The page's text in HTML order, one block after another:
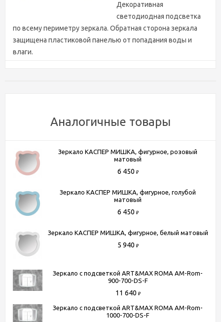
Декоративная
светодиодная подсветка
по всему периметру зеркала. Обратная сторона зеркала
защищена пластиковой панелью от попадания воды и
влаги.
Зеркала и зеркальные шкафы
Гарантия
1 год
Форма
Тип монтажа
подвесной
Реверсивное зеркало
Тип выключателя
Сенсорный выключатель
Ширина, см
Глубина, см
3
Крепёж в комплекте
Подсветка
да
Аналогичные товары
Зеркало КАСПЕР МИШКА, фигурное, розовый
матовый
6 450 ₽
Зеркало КАСПЕР МИШКА, фигурное, голубой
матовый
6 450 ₽
Зеркало КАСПЕР МИШКА, фигурное, белый матовый
5 940 ₽
Зеркало с подсветкой ART&MAX ROMA AM-Rom-
900-700-DS-F
11 640 ₽
Зеркало с подсветкой ART&MAX ROMA AM-Rom-
1000-700-DS-F